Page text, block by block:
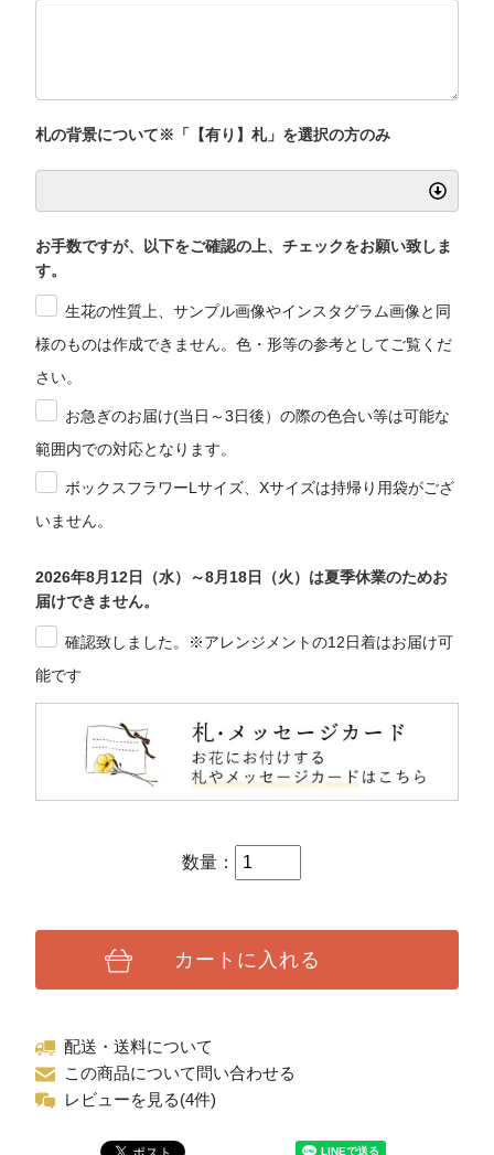
札の背景について※「【有り】札」を選択の方のみ
お手数ですが、以下をご確認の上、チェックをお願い致しま
す。
生花の性質上、サンプル画像やインスタグラム画像と同
様のものは作成できません。色・形等の参考としてご覧くだ
さい。
お急ぎのお届け(当日～3日後）の際の色合い等は可能な
範囲内での対応となります。
ボックスフラワーLサイズ、Xサイズは持帰り用袋がござ
いません。
2026年8月12日（水）～8月18日（火）は夏季休業のためお
届けできません。
確認致しました。※アレンジメントの12日着はお届け可
能です
数量：
カートに入れる
配送・送料について
この商品について問い合わせる
レビューを見る(4件)